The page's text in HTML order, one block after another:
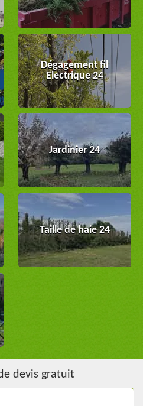
Dégagement fil
Electrique 24
Jardinier 24
Taille de haie 24
devis gratuit